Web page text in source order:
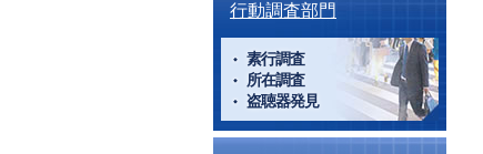
行動調査部門
素行調査
所在調査
盗聴器発見